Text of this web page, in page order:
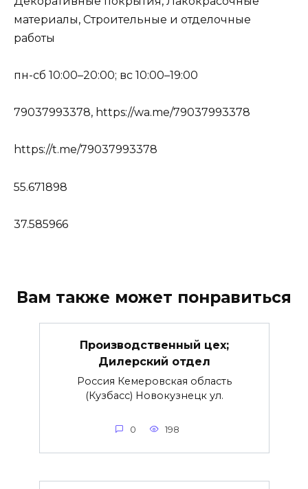
материалы, Строительные и отделочные
работы
пн-сб 10:00–20:00; вс 10:00–19:00
79037993378, https://wa.me/79037993378
https://t.me/79037993378
55.671898
37.585966
Вам также может понравиться
Производственный цех;
Дилерский отдел
Россия Кемеровская область
(Кузбасс) Новокузнецк ул.
0 198